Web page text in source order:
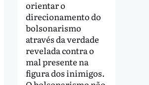
orientar o
direcionamento do
bolsonarismo
através da verdade
revelada contra o
mal presente na
figura dos inimigos.